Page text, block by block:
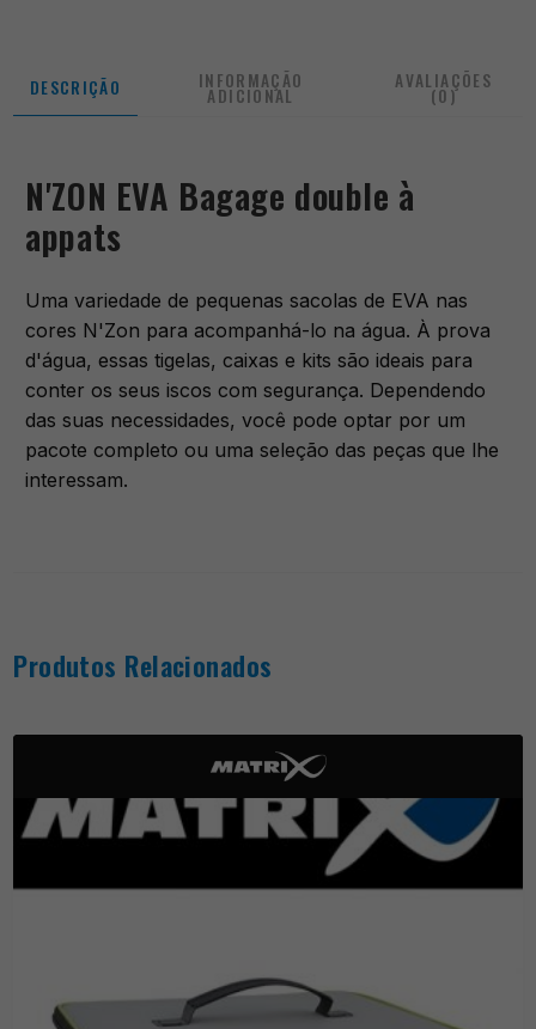
DESCRIÇÃO INFORMAÇÃO
ADICIONAL
AVALIAÇÕES
(0)
N'ZON EVA Bagage double à
appats
Uma variedade de pequenas sacolas de EVA nas
cores N'Zon para acompanhá-lo na água. À prova
d'água, essas tigelas, caixas e kits são ideais para
conter os seus iscos com segurança. Dependendo
das suas necessidades, você pode optar por um
pacote completo ou uma seleção das peças que lhe
interessam.
Produtos Relacionados